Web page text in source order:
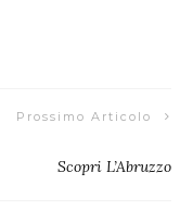
Prossimo Articolo
Scopri L’Abruzzo